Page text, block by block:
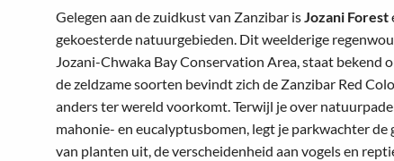
Gelegen aan de zuidkust van Zanzibar isJozani Forest
gekoesterde natuurgebieden. Dit weelderige
Jozani-Chwaka Bay Conservation Area, staat bekend
de zeldzame soorten bevindt zich de Zanzibar Red
anders ter wereld voorkomt. Terwijl je over
mahonie- en eucalyptusbomen, legt je parkwachter de
van planten uit, de verscheidenheid aan vogels en